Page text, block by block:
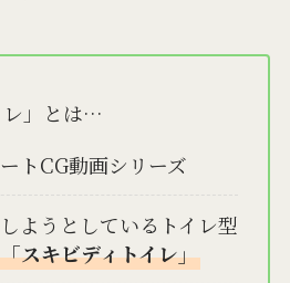
レ」とは…
トCG動画シリーズ
ようとしている トイレ型
「スキビディトイレ」